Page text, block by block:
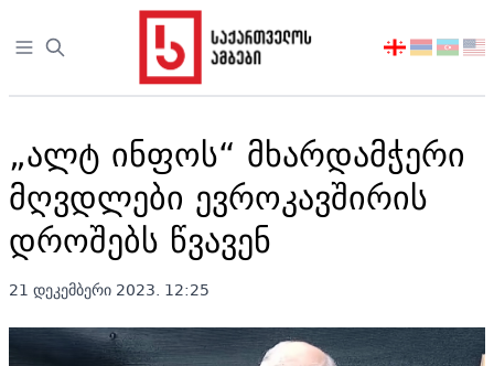
Open sidebar
აირჩიეთ
„ალტ ინფოს“ მხარდამჭერი
მღვდლები ევროკავშირის
დროშებს წვავენ
21 დეკემბერი 2023. 12:25